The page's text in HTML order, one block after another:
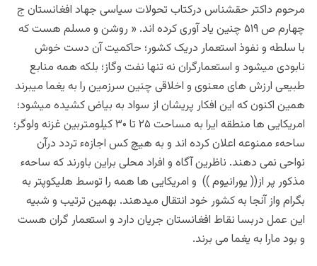
مرحوم داکتر حقشناس درکتاب تحولات سیاسی جهاد افغانستان ج
چهارم ص ۵۱۹ چنین یاد آوری کرده اند. « روشن و مسلم هست که
با سلطه و نفوذ استعمار دریک کشور؛ حاکمیت آن دست خوش
نابودی میشود و استعمارگران نه تنها نفت وگاز؛ بلکه همه منابع
طبیعی ارزش های معنوی و اخلاقی چنین سرزمین را به یغما میبرند
همین اکنون که این افکار پریشان از سواد به بیاض کشیده میشود؛
امریکایی ها منطقه ایرا به مساحت ۲۵ تا ۳۰ کیلومتربین غزنه ولوگر؛
ساحهء ممنوعه اعلان کرده اند و به هیچ کس اجازهء ‌تردد درآن
نواحی نمی دهند. ناظرین آگاه و افراد محلی براین باورند که ساحهء‌
مذکور پر از(( یورانیوم )) و امریکایی ها همه را توسط هلیکوپتر به
بگرام واز آنجا به کشور خود انتقال میدهند. بهمین ترتیب و شبیه
این عمل دربسا نقاط افغانستان جریان دارد و استعمار گران هست
و بود مارا به یغما می برند.